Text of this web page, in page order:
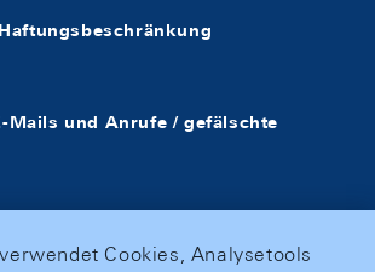
Haftungsbeschränkung
Mails und Anrufe / gefälschte
Cookies, Analysetools